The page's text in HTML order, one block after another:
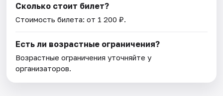
Сколько стоит билет?
Стоимость билета: от 1 200 ₽.
Есть ли возрастные ограничения?
Возрастные ограничения уточняйте у
организаторов.